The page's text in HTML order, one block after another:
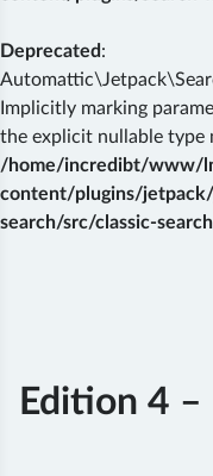
Deprecated :
Implicitly marking
the explicit nullable type
/home/incredibt/www/
content/plugins/
search/src/classic-
Edition 4